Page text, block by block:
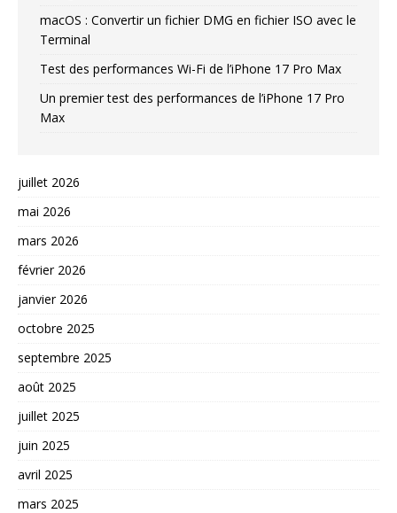
macOS : Convertir un fichier DMG en fichier ISO avec le
Terminal
Test des performances Wi-Fi de l’iPhone 17 Pro Max
Un premier test des performances de l’iPhone 17 Pro
Max
juillet 2026
mai 2026
mars 2026
février 2026
janvier 2026
octobre 2025
septembre 2025
août 2025
juillet 2025
juin 2025
avril 2025
mars 2025